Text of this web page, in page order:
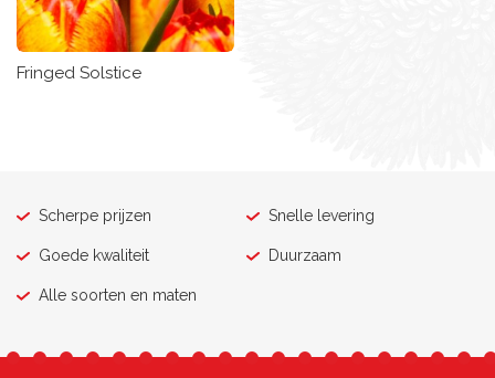
Fringed Solstice
Scherpe prijzen Snelle levering
Goede kwaliteit Duurzaam
Alle soorten en maten